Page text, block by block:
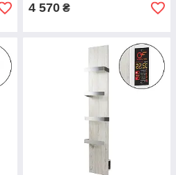
4 570 ₴